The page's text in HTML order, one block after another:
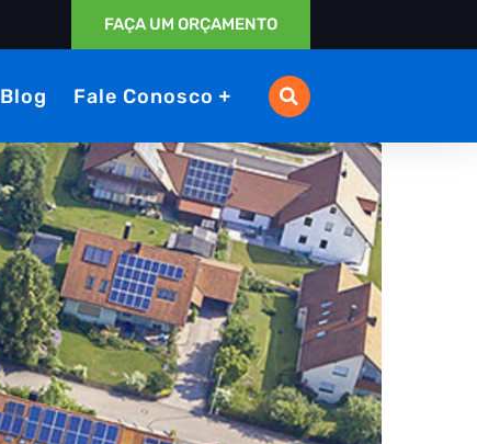
FAÇA UM ORÇAMENTO
Blog Fale Conosco